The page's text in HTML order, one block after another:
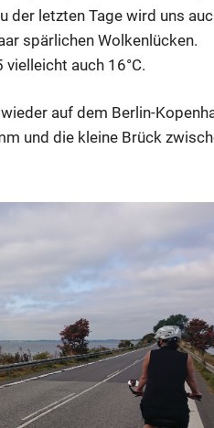
der letzten Tage wird uns
spärlichen Wolkenlücken.
auch 16°C.
auf dem Berlin-
und die kleine Brück